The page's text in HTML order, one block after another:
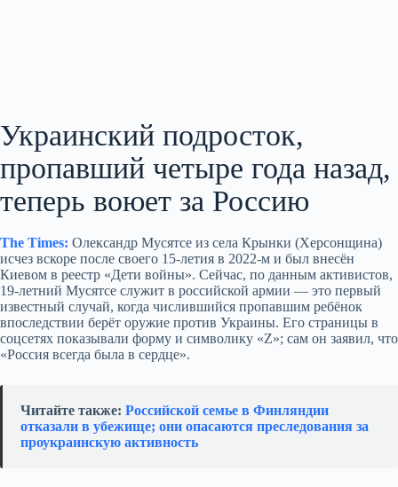
Украинский подросток,
пропавший четыре года назад,
теперь воюет за Россию
The Times: Олександр Мусятсе из села Крынки (Херсонщина)
исчез вскоре после своего 15‑летия в 2022‑м и был внесён
Киевом в реестр «Дети войны». Сейчас, по данным активистов,
19‑летний Мусятсе служит в российской армии — это первый
известный случай, когда числившийся пропавшим ребёнок
впоследствии берёт оружие против Украины. Его страницы в
соцсетях показывали форму и символику «Z»; сам он заявил, что
«Россия всегда была в сердце».
Читайте также: Российской семье в Финляндии
отказали в убежище; они опасаются преследования за
проукраинскую активность